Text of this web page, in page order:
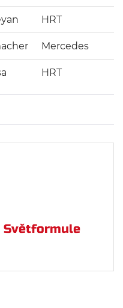
HRT
Mercedes
HRT
Světformule